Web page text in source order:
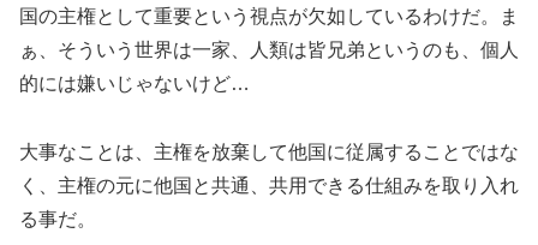
国の主権として重要という視点が欠如しているわけだ。ま
ぁ、そういう世界は一家、人類は皆兄弟というのも、個人
的には嫌いじゃないけど…
大事なことは、主権を放棄して他国に従属することではな
く、主権の元に他国と共通、共用できる仕組みを取り入れ
る事だ。